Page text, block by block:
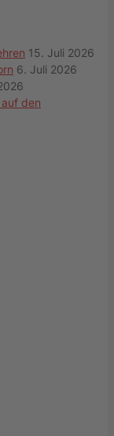
15. Juli 2026
6. Juli 2026
den